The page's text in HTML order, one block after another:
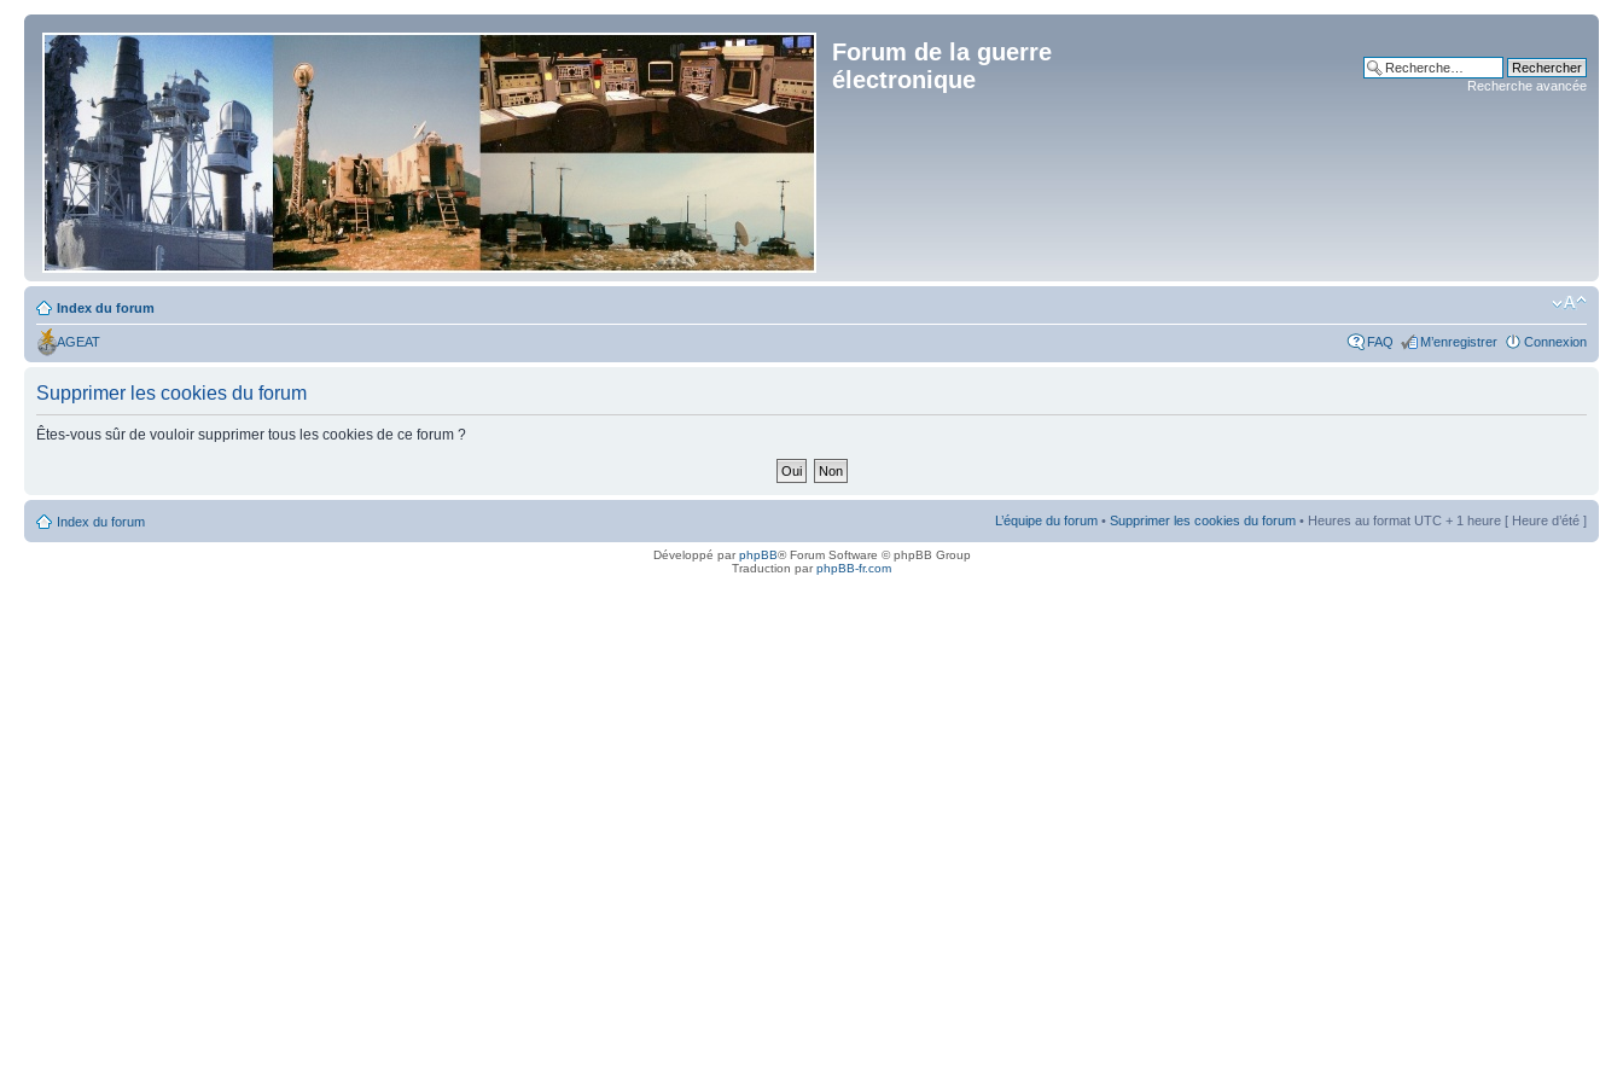
Forum de la guerre
électronique
Recherche avancée
Index du forum
AGEAT FAQ M’enregistrer Connexion
Supprimer les cookies du forum
Êtes-vous sûr de vouloir supprimer tous les cookies de ce forum ?
Index du forum L’équipe du forum • Supprimer les cookies du forum • Heures au format UTC + 1 heure [ Heure d’été ]
Développé parphpBB® Forum Software © phpBB Group
Traduction parphpBB-fr.com